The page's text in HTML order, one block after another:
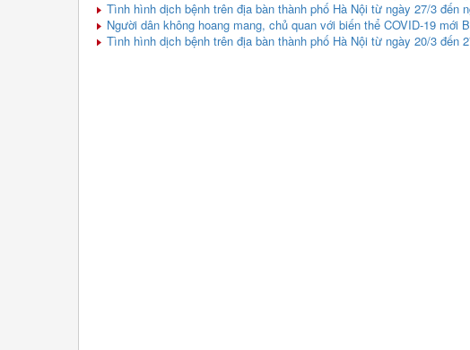
Tình hình dịch bệnh trên địa bàn thành phố Hà Nội từ ngày 27/3 đến
Người dân không hoang mang, chủ quan với biến thể COVID-19 mới
Tình hình dịch bệnh trên địa bàn thành phố Hà Nội từ ngày 20/3 đến